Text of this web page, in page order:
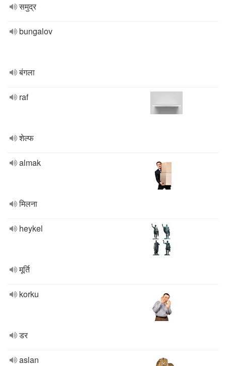
समुद्र
bungalov
बंगला
raf
शेल्फ
almak
मिलना
heykel
मूर्ति
korku
डर
aslan